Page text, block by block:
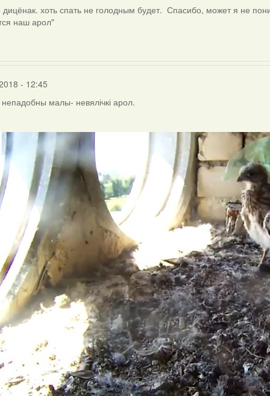
дицёнак. хоть спать не голодным будет. Спасибо, может я не
наш арол"
- 12:45
непадобны малы- невялічкі арол.